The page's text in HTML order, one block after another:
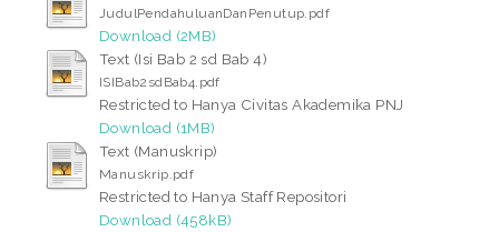
JudulPendahuluanDanPenutup.pdf
Download (2MB)
Text (Isi Bab 2 sd Bab 4)
ISIBab2sdBab4.pdf
Restricted to Hanya Civitas Akademika PNJ
Download (1MB)
Text (Manuskrip)
Manuskrip.pdf
Restricted to Hanya Staff Repositori
Download (458kB)